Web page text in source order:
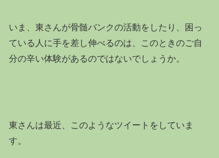
いま、東さんが骨髄バンクの活動をしたり、困っ
ている人に手を差し伸べるのは、このときのご自
分の辛い体験があるのではないでしょうか。
東さんは最近、このようなツイートをしていま
す。